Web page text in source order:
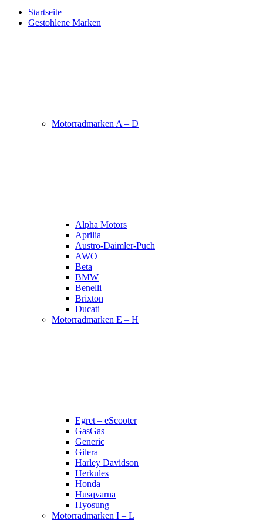
Startseite
Gestohlene Marken
Motorradmarken A – D
Alpha Motors
Aprilia
Austro-Daimler-Puch
AWO
Beta
BMW
Benelli
Brixton
Ducati
Motorradmarken E – H
Egret – eScooter
GasGas
Generic
Gilera
Harley Davidson
Herkules
Honda
Husqvarna
Hyosung
Motorradmarken I – L